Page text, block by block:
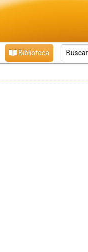
Biblioteca